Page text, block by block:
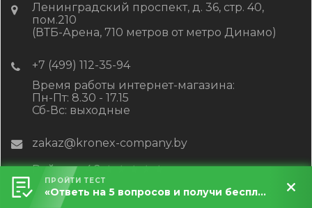
Ленинградский проспект, д. 36, стр. 40,
пом.210
(ВТБ-Арена, 710 метров от метро Динамо)
+7 (499) 112-35-94
Время работы интернет-магазина:
Пн-Пт: 8.30 - 17.15
Сб-Вс: выходные
zakaz@kronex-company.by
Рейтинг 4.2 ★ ★ ★ ★ ★
ПРОЙТИ ТЕСТ
«Ответь на 5 вопросов и получи бесплатный расчет террасы за 5 минут!»